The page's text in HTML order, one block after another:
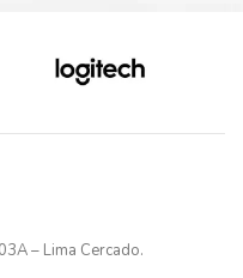
GARANTIA 12 meses
– Lima Cercado.